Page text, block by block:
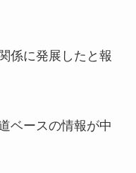
係に発展したと報
ベースの情報が中